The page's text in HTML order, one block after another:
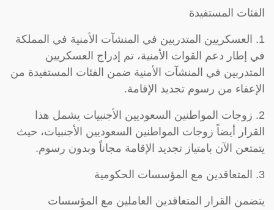
الفئات المستفيدة
1. العسكريين المتدربين في المنشآت الأمنية في المملكة
في إطار دعم القوات الأمنية، تم إدراج العسكريين
المتدربين في المنشآت الأمنية ضمن الفئات المستفيدة من
الإعفاء من رسوم تجديد الإقامة.
2. زوجات المواطنين السعوديين الأجنبيات يشمل هذا
القرار أيضاً زوجات المواطنين السعوديين الأجنبيات، حيث
يتمتعن الآن بامتياز تجديد الإقامة مجاناً وبدون رسوم.
3. المتعاقدين مع المؤسسات الحكومية
يتضمن القرار المتعاقدين العاملين مع المؤسسات